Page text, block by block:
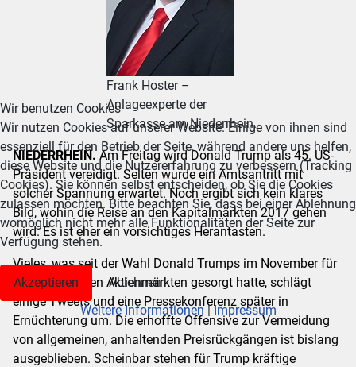
Frank Hoster –
Anlageexperte der
Sparkasse am Niederrhein.
NIEDERRHEIN.Am Freitag wird Donald Trump als 45. US-
Präsident vereidigt. Selten wurde ein Amtsantritt mit
solcher Spannung erwartet. Noch ergibt sich kein klares
Bild, wohin die Reise an den Kapitalmärkten 2017 gehen
wird. Es ist eher ein vorsichtiges Herantasten.
Vieles, was seit der Wahl Donald Trumps im November für
Euphorie an den Aktienmärkten gesorgt hatte, schlägt
einige Tweets und eine Pressekonferenz später in
Ernüchterung um. Die erhoffte Offensive zur Vermeidung
von allgemeinen, anhaltenden Preisrückgängen ist bislang
ausgeblieben. Scheinbar stehen für Trump kräftige
Wir benutzen Cookies
Wir nutzen Cookies auf unserer Website. Einige von ihnen sind
essenziell für den Betrieb der Seite, während andere uns helfen,
diese Website und die Nutzererfahrung zu verbessern (Tracking
Cookies). Sie können selbst entscheiden, ob Sie die Cookies
zulassen möchten. Bitte beachten Sie, dass bei einer Ablehnung
womöglich nicht mehr alle Funktionalitäten der Seite zur
Verfügung stehen.
Akzeptieren
Ablehnen
Weitere Informationen|Impressum